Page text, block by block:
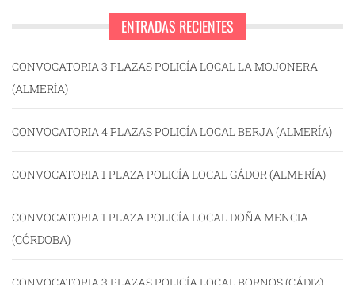
ENTRADAS RECIENTES
CONVOCATORIA 3 PLAZAS POLICÍA LOCAL LA MOJONERA
(ALMERÍA)
CONVOCATORIA 4 PLAZAS POLICÍA LOCAL BERJA (ALMERÍA)
CONVOCATORIA 1 PLAZA POLICÍA LOCAL GÁDOR (ALMERÍA)
CONVOCATORIA 1 PLAZA POLICÍA LOCAL DOÑA MENCIA
(CÓRDOBA)